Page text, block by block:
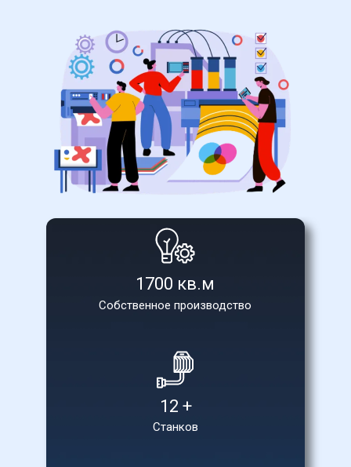
Собственное производство
1700 кв.м
Станков
12 +